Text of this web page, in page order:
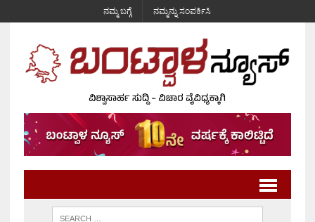
ನಮ್ಮ ಬಗ್ಗೆ ನಮ್ಮನ್ನು ಸಂಪರ್ಕಿಸಿ